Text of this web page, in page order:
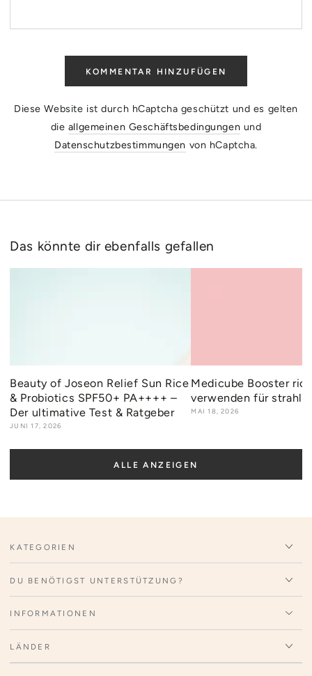
KOMMENTAR HINZUFÜGEN
Diese Website ist durch hCaptcha geschützt und es gelten
die allgemeinen Geschäftsbedingungen und
Datenschutzbestimmungen von hCaptcha.
Das könnte dir ebenfalls gefallen
Beauty of Joseon Relief Sun Rice
& Probiotics SPF50+ PA++++ –
Der ultimative Test & Ratgeber
JUNI 17, 2026
Medicube Booster
verwenden für
MAI 18, 2026
ALLE ANZEIGEN
KATEGORIEN
DU BENÖTIGST UNTERSTÜTZUNG?
INFORMATIONEN
LÄNDER